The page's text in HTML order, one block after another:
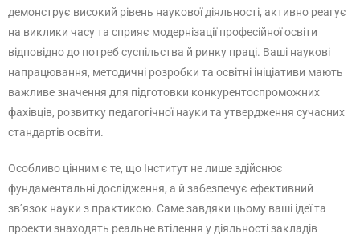
демонструє високий рівень наукової діяльності, активно реагує
на виклики часу та сприяє модернізації професійної освіти
відповідно до потреб суспільства й ринку праці. Ваші наукові
напрацювання, методичні розробки та освітні ініціативи мають
важливе значення для підготовки конкурентоспроможних
фахівців, розвитку педагогічної науки та утвердження сучасних
стандартів освіти.
Особливо цінним є те, що Інститут не лише здійснює
фундаментальні дослідження, а й забезпечує ефективний
зв’язок науки з практикою. Саме завдяки цьому ваші ідеї та
проекти знаходять реальне втілення у діяльності закладів